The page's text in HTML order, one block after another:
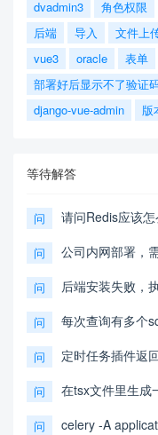
dvadmin3
角色权限
后端
导入 文件上
vue3
oracle 表单
部署好后显示不了验证
django-vue-admin
版
等待解答
问 请问Redis应该怎
问 公司内网部署，
问 后端安装失败，
问 每次查询有多个
问 定时任务插件返
问 在tsx文件里生成
问 celery -A